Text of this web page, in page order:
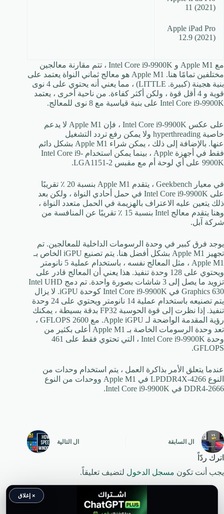
11 (2021)
Apple iPad Pro
12.9 (2021)
مع Apple M1 و Intel Core i9-9900K ، تتم مقارنة معالجين
مختلفين تمامًا هنا. Apple M1 هو معالج ثماني النواة يعتمد على
بنية هجينة (كبيرة. LITTLE) ، مما يعني أنه يحتوي على 4 نوى
قوية و 4 أقل قوة ، ولكن أكثر كفاءة. من ناحية أخرى ، يعتمد
Intel Core i9-9900K على بنية قياسية مع 8 نوى للمعالج.
على عكس Intel Core i9-9900K ، فإن Apple M1 لا يدعم
خاصية hyperthreading ولا يمكن رفع تردد التشغيل
عنها. بالإضافة إلى ذلك ، يمكن شراء Apple M1 بشكل دائم
فقط في أجهزة Apple ، بينما يمكن استخدام Intel Core i9-
9900K على أي لوحة أم مع مقبس LGA1151-2.
في معيار Geekbench ، يتقدم Apple M1 بنسبة 20 ٪ تقريبًا
على Intel Core i9-9900K في حمل أحادي النواة ، ولكن بعد
ذلك يتعين عليه الاعتراف بالهزيمة في الحمل متعدد النواة ،
وهنا يتقدم معالج Intel بنسبة 15 ٪ تقريبًا عن المنافسة من
شركة آبل.
يوجد فرق كبير في وحدة الرسومات الداخلية للمعالجين. تم
تجهيز Apple M1 بشكل أفضل هنا. يتم تصنيع iGPU الخاص بـ
Apple M1 ، مثل المعالج نفسه ، باستخدام عملية 5 نانومتر
ويحتوي على 128 وحدة تنفيذ. هذا يعني أن المعالج قادر على
تزويد ما يصل إلى 3 شاشات بصورة واحدة. تم دمج Intel UHD
Graphics 630 في Intel Core i9-9900K كوحدة iGPU. لا يزال
يتم تصنيعه باستخدام عملية 14 نانومتر ويحتوي على 24 وحدة
تنفيذ. إذا نظرت إلى قوة الحوسبة FP32 بدقة بسيطة ، يمكنك
رؤية المقدمة الواضحة لـ Apple iGPU. مع 2600 GFLOPS ،
تعد وحدة الرسومات الخاصة بـ Apple M1 أعلى بكثير من
وحدة Intel Core i9-9900K ، التي تحتوي فقط على 461
GFLOPS.
عندما يتعلق الأمر بذاكرة العمل ، يتم استخدام وحدات من
النوع LPDDR4X-4266 في Apple M1 ووحدات من النوع
DDR4-2666 في Intel Core i9-9900K.
ال السابقة ال التالية
اترك ردّاً
يجب أنت تكون مسجل الدخول لتضيف تعليقاً.
× إغلاق